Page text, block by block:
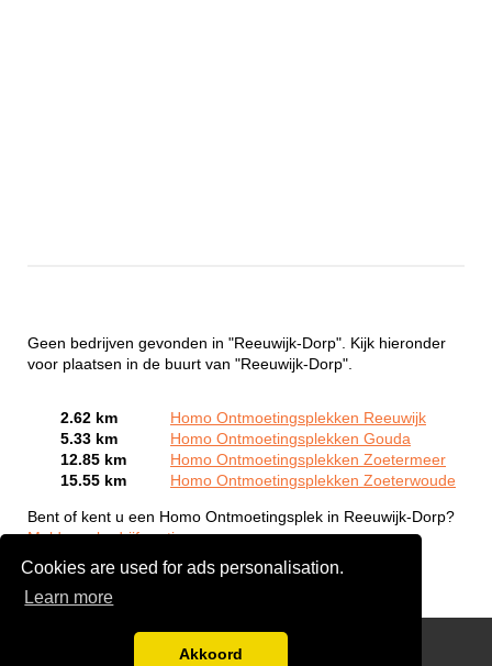
Cookies are used for ads personalisation.
Learn more
Akkoord
Geen bedrijven gevonden in "Reeuwijk-Dorp". Kijk hieronder
voor plaatsen in de buurt van "Reeuwijk-Dorp".
2.62 km
Homo Ontmoetingsplekken Reeuwijk
5.33 km
Homo Ontmoetingsplekken Gouda
12.85 km
Homo Ontmoetingsplekken Zoetermeer
15.55 km
Homo Ontmoetingsplekken Zoeterwoude
Bent of kent u een Homo Ontmoetingsplek in Reeuwijk-Dorp?
Meld een bedrijf gratis aan